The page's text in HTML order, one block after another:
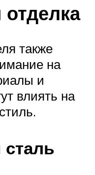
также
на
и
влиять на